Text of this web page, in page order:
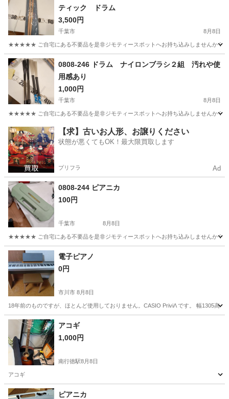
ティック ドラム
3,500円
千葉市 8月8日
★★★★★ ご自宅にある不要品を是非ジモティースポットへお持ち込みしませんか？
千葉 千葉市 打楽器、ドラム 現地
0808-246 ドラム ナイロンブラシ２組 汚れや使
用感あり
1,000円
千葉市 8月8日
★★★★★ ご自宅にある不要品を是非ジモティースポットへお持ち込みしませんか？
千葉 千葉市 打楽器、ドラム ブラシ
【求】古いお人形、お譲りください
状態が悪くてもOK！最大限買取します
プリフラ Ad
0808-244 ピアニカ
100円
千葉市 8月8日
★★★★★ ご自宅にある不要品を是非ジモティースポットへお持ち込みしませんか？
千葉 千葉市 管楽器、笛、ハーモニカ
電子ピアノ
0円
市川市 8月8日
18年前のものですが、ほとんど使用しておりません。CASIO PriviΛ です。 幅1305高
千葉 市川市 電子楽器
アコギ
1,000円
南行徳駅8月8日
アコギ
千葉 市川市 南行徳駅
ピアニカ